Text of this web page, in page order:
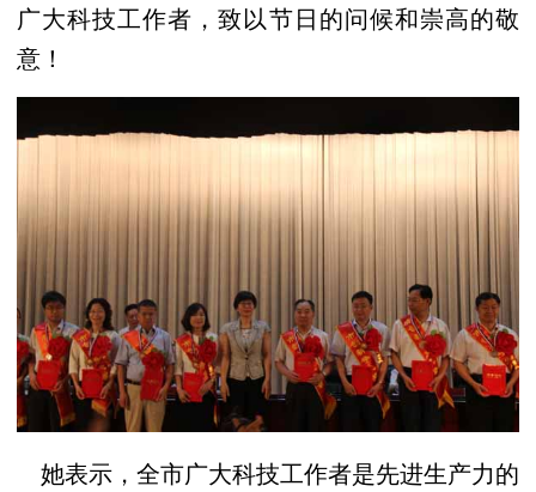
广大科技工作者，致以节日的问候和崇高的敬
意！
她表示，全市广大科技工作者是先进生产力的